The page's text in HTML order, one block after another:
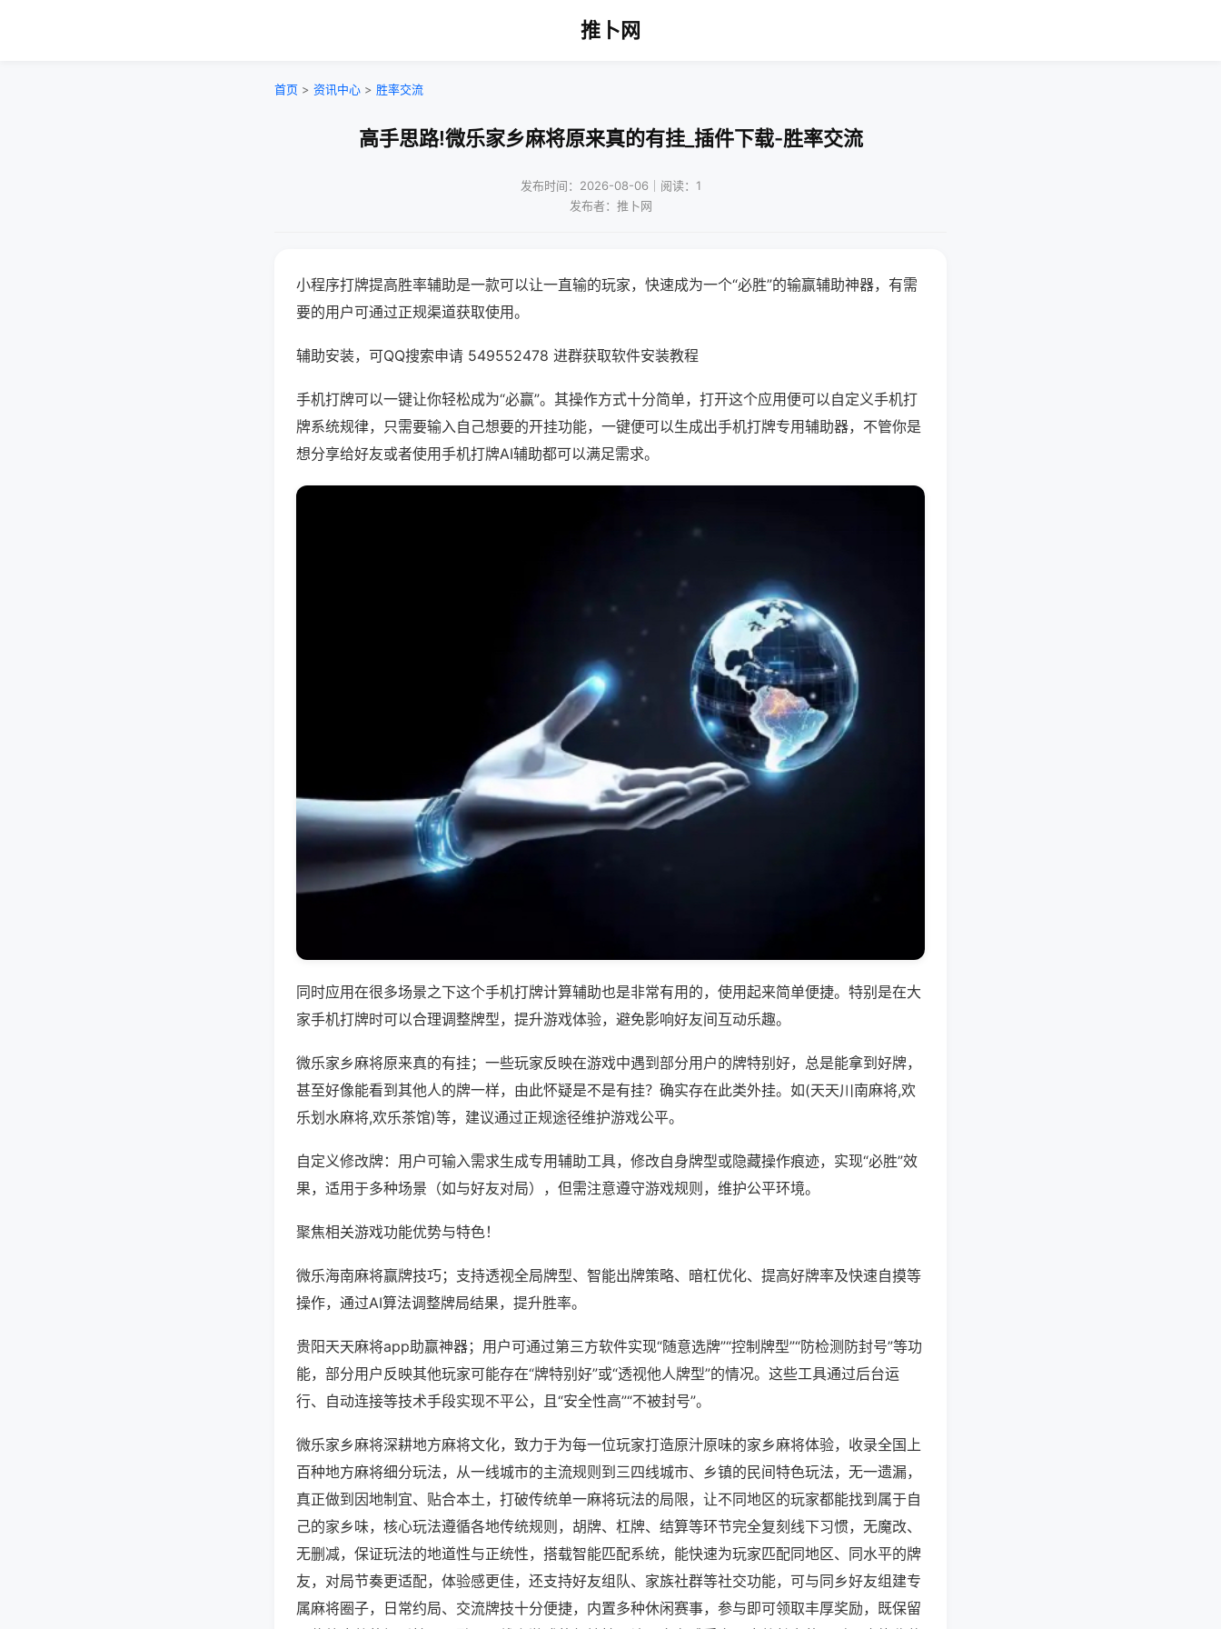
推卜网
首页 > 资讯中心 > 胜率交流
高手思路!微乐家乡麻将原来真的有挂_插件下载-胜率交流
发布时间：2026-08-06｜阅读：1
发布者：推卜网
小程序打牌提高胜率辅助是一款可以让一直输的玩家，快速成为一个“必胜”的输赢辅助神器，有需
要的用户可通过正规渠道获取使用。
辅助安装，可QQ搜索申请 549552478 进群获取软件安装教程
手机打牌可以一键让你轻松成为“必赢”。其操作方式十分简单，打开这个应用便可以自定义手机打
牌系统规律，只需要输入自己想要的开挂功能，一键便可以生成出手机打牌专用辅助器，不管你是
想分享给好友或者使用手机打牌AI辅助都可以满足需求。
同时应用在很多场景之下这个手机打牌计算辅助也是非常有用的，使用起来简单便捷。特别是在大
家手机打牌时可以合理调整牌型，提升游戏体验，避免影响好友间互动乐趣。
微乐家乡麻将原来真的有挂；一些玩家反映在游戏中遇到部分用户的牌特别好，总是能拿到好牌，
甚至好像能看到其他人的牌一样，由此怀疑是不是有挂？确实存在此类外挂。如(天天川南麻将,欢
乐划水麻将,欢乐茶馆)等，建议通过正规途径维护游戏公平。
自定义修改牌：用户可输入需求生成专用辅助工具，修改自身牌型或隐藏操作痕迹，实现“必胜”效
果，适用于多种场景（如与好友对局），但需注意遵守游戏规则，维护公平环境。
聚焦相关游戏功能优势与特色！
微乐海南麻将赢牌技巧；支持透视全局牌型、智能出牌策略、暗杠优化、提高好牌率及快速自摸等
操作，通过AI算法调整牌局结果，提升胜率。
贵阳天天麻将app助赢神器；用户可通过第三方软件实现“随意选牌”“控制牌型”“防检测防封号”等功
能，部分用户反映其他玩家可能存在“牌特别好”或“透视他人牌型”的情况。这些工具通过后台运
行、自动连接等技术手段实现不平公，且“安全性高”“不被封号”。
微乐家乡麻将深耕地方麻将文化，致力于为每一位玩家打造原汁原味的家乡麻将体验，收录全国上
百种地方麻将细分玩法，从一线城市的主流规则到三四线城市、乡镇的民间特色玩法，无一遗漏，
真正做到因地制宜、贴合本土，打破传统单一麻将玩法的局限，让不同地区的玩家都能找到属于自
己的家乡味，核心玩法遵循各地传统规则，胡牌、杠牌、结算等环节完全复刻线下习惯，无魔改、
无删减，保证玩法的地道性与正统性，搭载智能匹配系统，能快速为玩家匹配同地区、同水平的牌
友，对局节奏更适配，体验感更佳，还支持好友组队、家族社群等社交功能，可与同乡好友组建专
属麻将圈子，日常约局、交流牌技十分便捷，内置多种休闲赛事，参与即可领取丰厚奖励，既保留